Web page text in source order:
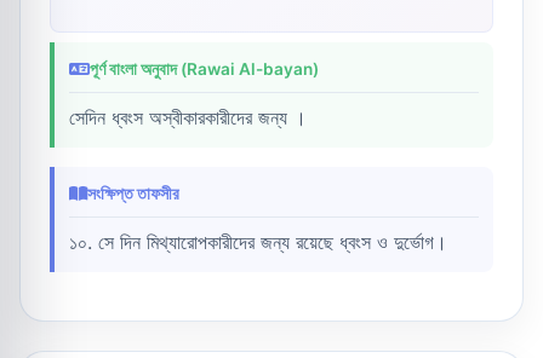
পূর্ণ বাংলা অনুবাদ (Rawai Al-bayan)
সেদিন ধ্বংস অস্বীকারকারীদের জন্য ।
সংক্ষিপ্ত তাফসীর
১০. সে দিন মিথ্যারোপকারীদের জন্য রয়েছে ধ্বংস ও দুর্ভোগ।